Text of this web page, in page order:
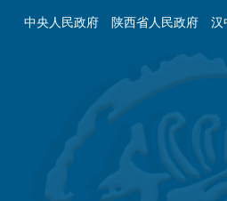
中央人民政府 陕西省人民政府 汉